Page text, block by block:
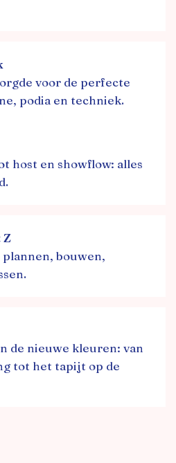
voor de perfecte
podia en techniek.
host en showflow: alles
Z
bouwen,
de nieuwe kleuren: van
tot het tapijt op de